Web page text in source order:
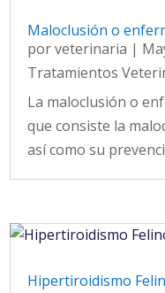
Maloclusión o
porveterinaria |
Tratamientos
La maloclusión o
que consiste la
así como su
Hipertiroidismo